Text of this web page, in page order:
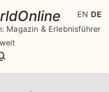
Magazin & Erlebnisführer
EN DE